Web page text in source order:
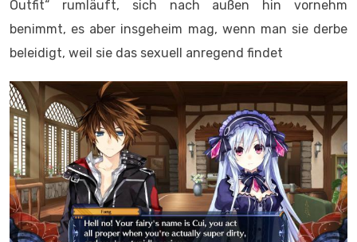
Outfit“ rumläuft, sich nach außen hin vornehm
benimmt, es aber insgeheim mag, wenn man sie derbe
beleidigt, weil sie das sexuell anregend findet